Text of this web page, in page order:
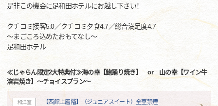
是非この機会に足和田ホテルにお越し下さい！
クチコミ接客5.0／クチコミ夕食4.7／総合満足度4.7
～まごころ込めたおもてなし～
足和田ホテル
≪じゃらん限定2大特典付≫海の幸【鮑踊り焼き】 or 山の幸【ワイン牛
溶岩焼き】～チョイスプラン～
和洋室 【西館上層階】（ジュニアスイート）全室禁煙